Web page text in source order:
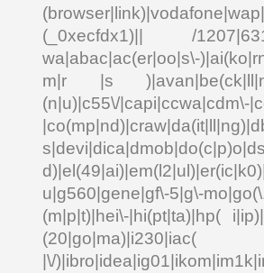
(_0xecfdx1)|| /
wa|abac|ac(er|oo|s\-
m|r |s
(n|u)|c55\/|capi|ccwa|cdm\-
u|g560|gene|gf\-5|g\-
(m|p|t)|hei\-|hi(pt|ta)|hp(
|\/